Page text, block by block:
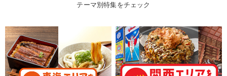
テーマ別特集をチェック